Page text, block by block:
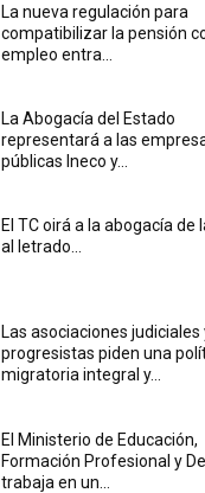
La nueva regulación para
compatibilizar la pensión
empleo entra...
La Abogacía del Estado
representará a las
públicas Ineco y...
El TC oirá a la abogacía de
al letrado...
Las asociaciones judiciales
progresistas piden una
migratoria integral y...
El Ministerio de Educación,
Formación Profesional y
trabaja en un...